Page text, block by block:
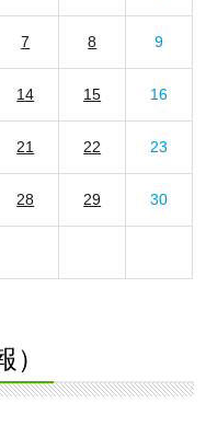
7 8 9
14 15 16
21 22 23
28 29 30